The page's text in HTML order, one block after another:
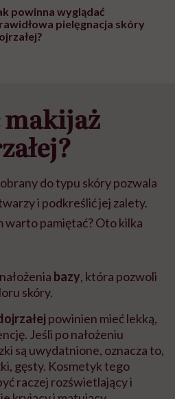
powinna wyglądać
pielęgnacja skóry
do typu skóry pozwala
i podkreślić jej zalety.
warto pamiętać? Oto kilka
bazy, która pozwoli
skóry.
powinien mieć lekką,
Jeśli po nałożeniu
są uwydatnione, oznacza to,
gęsty. Kosmetyk tego
raczej rozświetlający i